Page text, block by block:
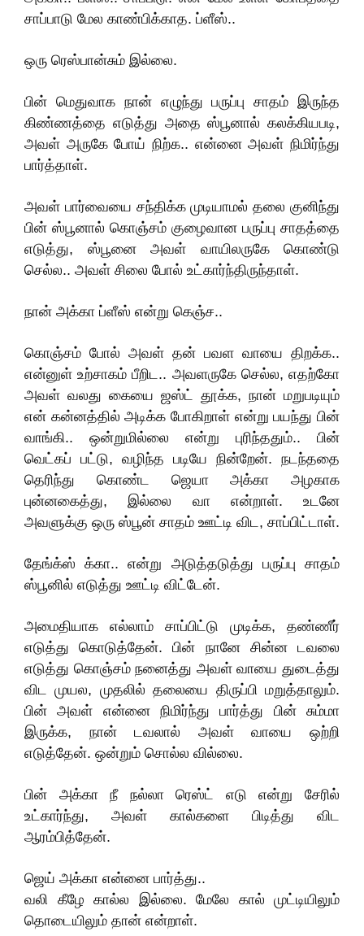
சாப்பாடு மேல காண்பிக்காத. ப்ளீஸ்..
ஒரு ரெஸ்பான்சும் இல்லை.
பின் மெதுவாக நான் எழுந்து பருப்பு சாதம் இருந்த
கிண்ணத்தை எடுத்து அதை ஸ்பூனால் கலக்கியபடி,
அவள் அருகே போய் நிற்க.. என்னை அவள் நிமிர்ந்து
பார்த்தாள்.
அவள் பார்வையை சந்திக்க முடியாமல் தலை குனிந்து
பின் ஸ்பூனால் கொஞ்சம் குழைவான பருப்பு சாதத்தை
எடுத்து, ஸ்பூனை அவள் வாயிலருகே கொண்டு
செல்ல.. அவள் சிலை போல் உட்கார்ந்திருந்தாள்.
நான் அக்கா ப்ளீஸ் என்று கெஞ்ச..
கொஞ்சம் போல் அவள் தன் பவள வாயை திறக்க..
என்னுள் உற்சாகம் பீறிட.. அவளருகே செல்ல, எதற்கோ
அவள் வலது கையை ஜஸ்ட் தூக்க, நான் மறுபடியும்
என் கன்னத்தில் அடிக்க போகிறாள் என்று பயந்து பின்
வாங்கி.. ஒன்றுமில்லை என்று புரிந்ததும்.. பின்
வெட்கப் பட்டு, வழிந்த படியே நின்றேன். நடந்ததை
தெரிந்து கொண்ட ஜெயா அக்கா அழகாக
புன்னகைத்து, இல்லை வா என்றாள். உடனே
அவளுக்கு ஒரு ஸ்பூன் சாதம் ஊட்டி விட, சாப்பிட்டாள்.
தேங்க்ஸ் க்கா.. என்று அடுத்தடுத்து பருப்பு சாதம்
ஸ்பூனில் எடுத்து ஊட்டி விட்டேன்.
அமைதியாக எல்லாம் சாப்பிட்டு முடிக்க, தண்ணீர்
எடுத்து கொடுத்தேன். பின் நானே சின்ன டவலை
எடுத்து கொஞ்சம் நனைத்து அவள் வாயை துடைத்து
விட முயல, முதலில் தலையை திருப்பி மறுத்தாலும்.
பின் அவள் என்னை நிமிர்ந்து பார்த்து பின் சும்மா
இருக்க, நான் டவலால் அவள் வாயை ஒற்றி
எடுத்தேன். ஒன்றும் சொல்ல வில்லை.
பின் அக்கா நீ நல்லா ரெஸ்ட் எடு என்று சேரில்
உட்கார்ந்து, அவள் கால்களை பிடித்து விட
ஆரம்பித்தேன்.
ஜெய் அக்கா என்னை பார்த்து..
வலி கீழே கால்ல இல்லை. மேலே கால் முட்டியிலும்
தொடையிலும் தான் என்றாள்.